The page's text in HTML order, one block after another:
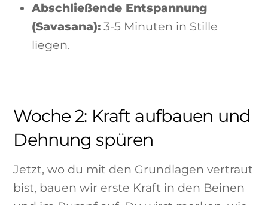
Abschließende Entspannung
(Savasana): 3-5 Minuten in Stille
liegen.
Woche 2: Kraft aufbauen und
Dehnung spüren
Jetzt, wo du mit den Grundlagen vertraut
bist, bauen wir erste Kraft in den Beinen